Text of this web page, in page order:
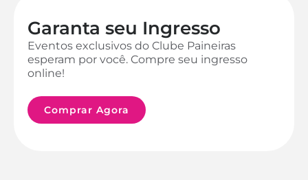
Garanta seu Ingresso
Eventos exclusivos do Clube Paineiras
esperam por você. Compre seu ingresso
online!
Comprar Agora